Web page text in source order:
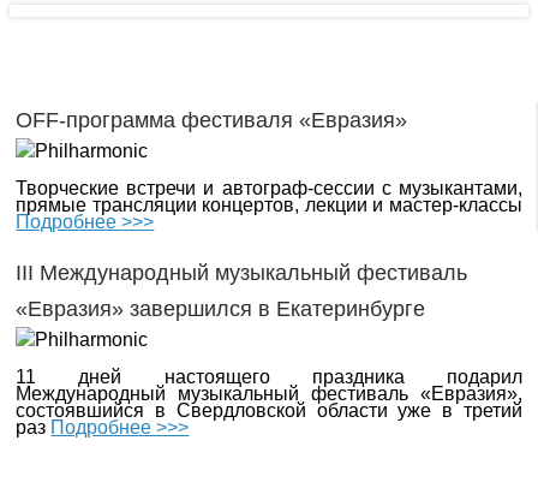
OFF-программа фестиваля «Евразия»
Творческие встречи и автограф-сессии с музыкантами,
прямые трансляции концертов, лекции и мастер-классы
Подробнее >>>
III Международный музыкальный фестиваль
«Евразия» завершился в Екатеринбурге
11 дней настоящего праздника подарил
Международный музыкальный фестиваль «Евразия»,
состоявшийся в Свердловской области уже в третий
раз Подробнее >>>